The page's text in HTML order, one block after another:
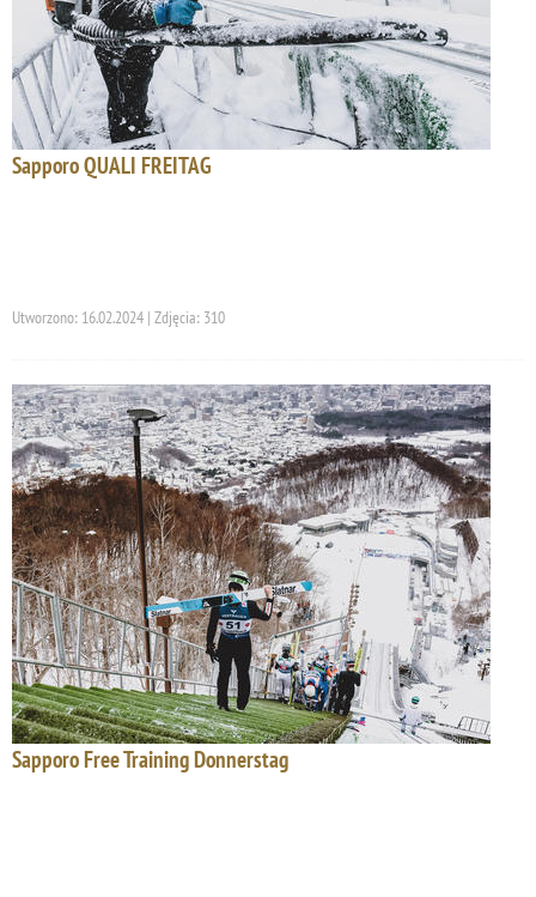
Sapporo QUALI FREITAG
Utworzono: 16.02.2024 | Zdjęcia: 310
Sapporo Free Training Donnerstag